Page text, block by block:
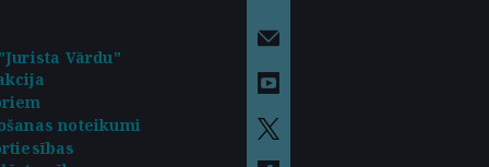
Vārdu"
noteikumi